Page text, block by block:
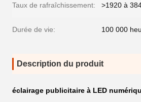
Taux de rafraîchissement: >1920 à
Durée de vie: 100 000
Description du produit
éclairage publicitaire à LED